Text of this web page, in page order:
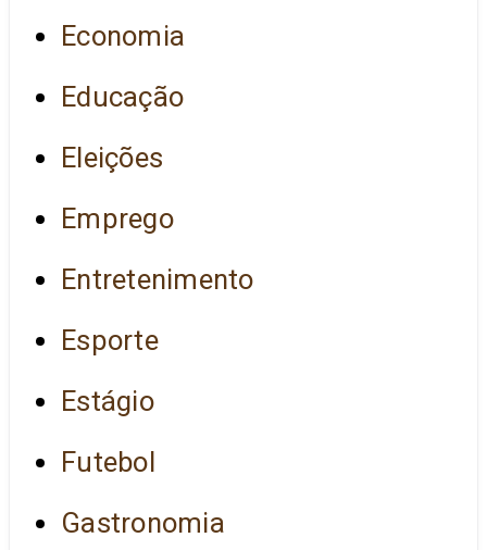
Economia
Educação
Eleições
Emprego
Entretenimento
Esporte
Estágio
Futebol
Gastronomia